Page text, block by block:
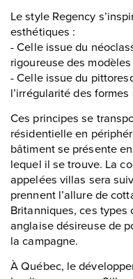
Le style Regency
esthétiques :
- Celle issue du
rigoureuse des
- Celle issue du
l’irrégularité des
Ces principes se
résidentielle en
bâtiment se présente
lequel il se trouve. La
appelées villas sera
prennent l’allure de
Britanniques, ces types
anglaise désireuse de
la campagne.
À Québec, le